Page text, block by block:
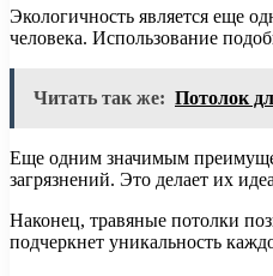
Экологичность является еще
человека. Использование
Читать так же: Потолок
Еще одним значимым
загрязнений. Это делает их
Наконец, травяные потолки
подчеркнет уникальность